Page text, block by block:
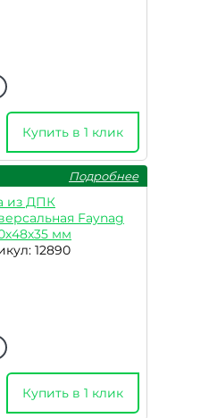
Купить в 1 клик
Подробнее
из ДПК
Faynag
мм
12890
Купить в 1 клик